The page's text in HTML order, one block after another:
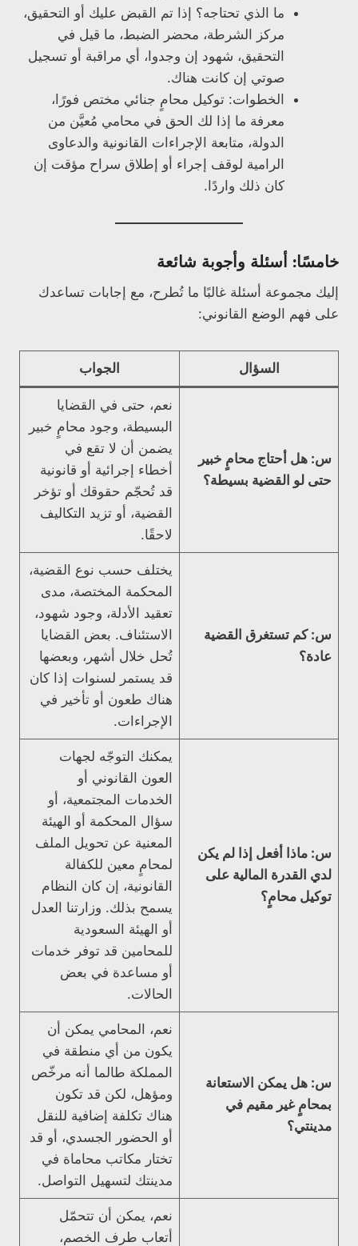
ما الذي تحتاجه؟ إذا تم القبض عليك أو التحقيق،
مركز الشرطة، محضر الضبط، ما قيل في
التحقيق، شهود إن وجدوا، أي مراقبة أو تسجيل
صوتي إن كانت هناك.
الخطوات: توكيل محامٍ جنائي مختص فورًا،
معرفة ما إذا لك الحق في محامي مُعيَّن من
الدولة، متابعة الإجراءات القانونية والدعاوى
الرامية لوقف إجراء أو إطلاق سراح مؤقت إن
كان ذلك واردًا.
خامسًا: أسئلة وأجوبة شائعة
إليك مجموعة أسئلة غالبًا ما تُطرح، مع إجابات تساعدك
على فهم الوضع القانوني:
السؤال الجواب
س: هل أحتاج محامٍ خبير
حتى لو القضية بسيطة؟
نعم، حتى في القضايا
البسيطة، وجود محامٍ خبير
يضمن أن لا تقع في
أخطاء إجرائية أو قانونية
قد تُحجّم حقوقك أو تؤخر
القضية، أو تزيد التكاليف
لاحقًا.
س: كم تستغرق القضية
عادة؟
يختلف حسب نوع القضية،
المحكمة المختصة، مدى
تعقيد الأدلة، وجود شهود،
الاستئناف. بعض القضايا
تُحل خلال أشهر، وبعضها
قد يستمر لسنوات إذا كان
هناك طعون أو تأخير في
الإجراءات.
س: ماذا أفعل إذا لم يكن
لدي القدرة المالية على
توكيل محامٍ؟
يمكنك التوجّه لجهات
العون القانوني أو
الخدمات المجتمعية، أو
سؤال المحكمة أو الهيئة
المعنية عن تحويل الملف
لمحامٍ معين للكفالة
القانونية، إن كان النظام
يسمح بذلك. وزارتنا العدل
أو الهيئة السعودية
للمحامين قد توفر خدمات
أو مساعدة في بعض
الحالات.
س: هل يمكن الاستعانة
بمحامٍ غير مقيم في
مدينتي؟
نعم، المحامي يمكن أن
يكون من أي منطقة في
المملكة طالما أنه مرخّص
ومؤهل، لكن قد تكون
هناك تكلفة إضافية للنقل
أو الحضور الجسدي، أو قد
تختار مكاتب محاماة في
مدينتك لتسهيل التواصل.
نعم، يمكن أن تتحمّل
أتعاب طرف الخصم،